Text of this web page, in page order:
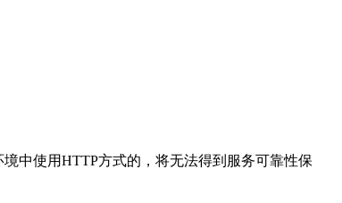
中使用HTTP方式的，将无法得到服务可靠性保